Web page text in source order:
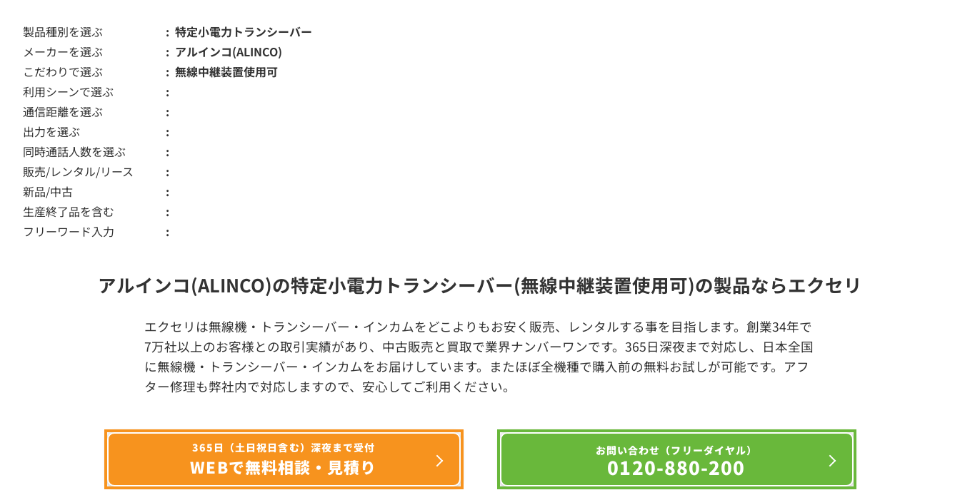
製品種別を選ぶ
特定小電力トランシーバー
メーカーを選ぶ
アルインコ(ALINCO)
こだわりで選ぶ
無線中継装置使用可
利用シーンで選ぶ
通信距離を選ぶ
出力を選ぶ
同時通話人数を選ぶ
販売/レンタル/リース
新品/中古
生産終了品を含む
フリーワード入力
アルインコ(ALINCO)の特定小電力トランシーバー(無線中継装置使用可)の製品ならエクセリ
エクセリは無線機・トランシーバー・インカムをどこよりもお安く販売、レンタルする事を目指します。創業34年で
7万社以上のお客様との取引実績があり、中古販売と買取で業界ナンバーワンです。365日深夜まで対応し、日本全国
に無線機・トランシーバー・インカムをお届けしています。またほぼ全機種で購入前の無料お試しが可能です。アフ
ター修理も弊社内で対応しますので、安心してご利用ください。
365日（土日祝日含む）深夜まで受付
WEBで無料相談・見積り
お問い合わせ（フリーダイヤル）
0120-880-200